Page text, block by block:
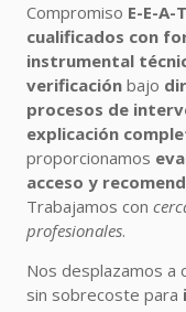
Compromiso E-E-A-T
cualificados con
instrumental
verificación bajo
procesos de
explicación
proporcionamos
acceso y
Trabajamos con
profesionales.
Nos desplazamos a
sin sobrecoste para